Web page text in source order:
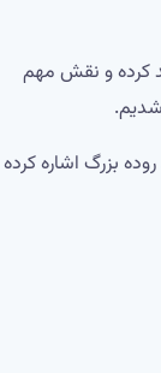
کرده و نقش مهم
بزرگ اشاره کرده